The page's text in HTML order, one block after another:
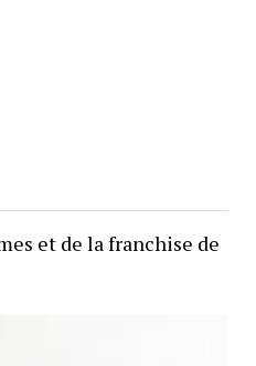
et de la franchise de